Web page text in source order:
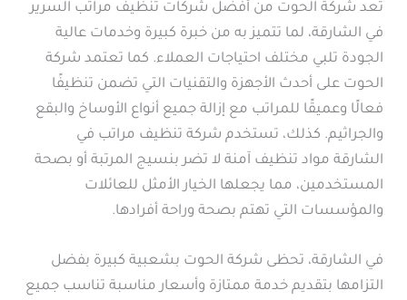
تُعد شركة الحوت من أفضل شركات تنظيف مراتب السرير
في الشارقة، لما تتميز به من خبرة كبيرة وخدمات عالية
الجودة تلبي مختلف احتياجات العملاء. كما تعتمد شركة
الحوت على أحدث الأجهزة والتقنيات التي تضمن تنظيفًا
فعالًا وعميقًا للمراتب مع إزالة جميع أنواع الأوساخ والبقع
والجراثيم. كذلك، تستخدم شركة تنظيف مراتب في
الشارقة مواد تنظيف آمنة لا تضر بنسيج المرتبة أو بصحة
المستخدمين، مما يجعلها الخيار الأمثل للعائلات
والمؤسسات التي تهتم بصحة وراحة أفرادها.
في الشارقة، تحظى شركة الحوت بشعبية كبيرة بفضل
التزامها بتقديم خدمة ممتازة وأسعار مناسبة تناسب جميع